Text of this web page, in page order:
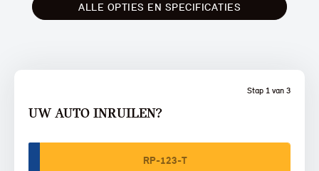
Stap 1 van 3
UW AUTO INRUILEN?
ALLE OPTIES EN SPECIFICATIES